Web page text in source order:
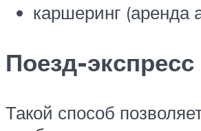
каршеринг (аренда
Поезд-
Такой способ